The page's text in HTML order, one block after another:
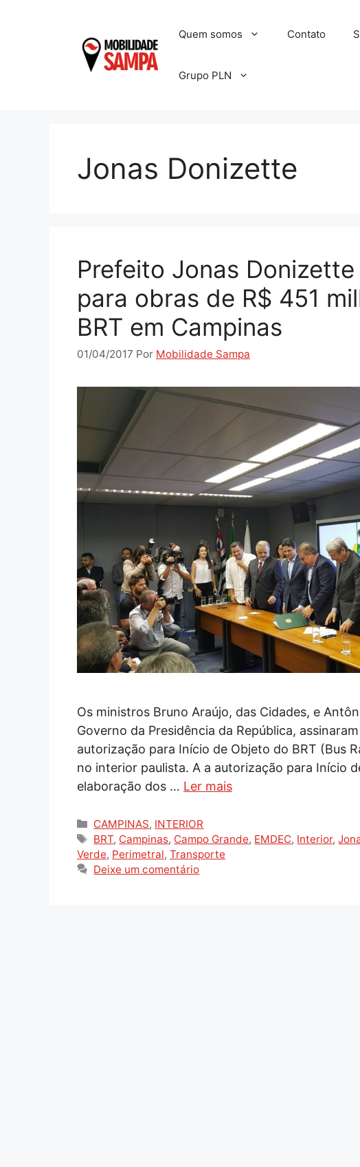
Quem somos Contato
Grupo PLN
Jonas Donizette
Prefeito Jonas
para obras de R$ 451
BRT em Campinas
01/04/2017 Por Mobilidade Sampa
Os ministros Bruno Araújo, das Cidades, e
Governo da Presidência da República,
autorização para Início de Objeto do BRT (Bus
no interior paulista. A a autorização para Início
elaboração dos … Ler mais
Categorias
CAMPINAS, INTERIOR
Tags
BRT, Campinas, Campo Grande, EMDEC, Interior,
Verde, Perimetral, Transporte
Deixe um comentário